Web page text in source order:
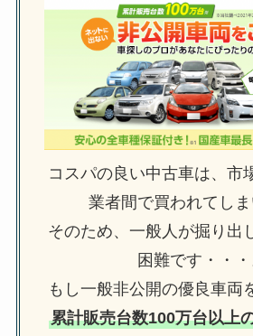
コスパの良い中古車は、市
業者間で買われてしま
そのため、一般人が掘り出
困難です・・・
もし一般非公開の優良車両
累計販売台数100万台以上